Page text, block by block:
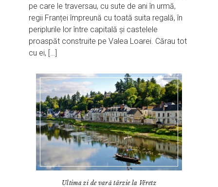
pe care le traversau, cu sute de ani în urmă,
regii Franței împreună cu toată suita regală, în
periplurile lor între capitală și castelele
proaspăt construite pe Valea Loarei. Cărau tot
cu ei, […]
Ultima zi de vară târzie la Véretz